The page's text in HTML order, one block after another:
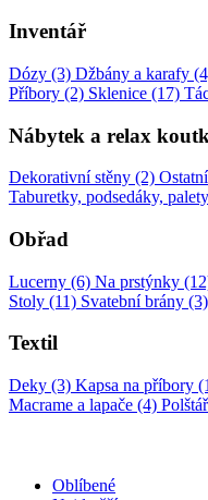
Inventář
Dózy (3) Džbány a karafy
Příbory (2) Sklenice (17)
Nábytek a relax
Dekorativní stěny (2)
Taburetky, podsedáky,
Obřad
Lucerny (6) Na prstýnky
Stoly (11) Svatební brány (3)
Textil
Deky (3) Kapsa na příbory
Macrame a lapače (4)
Oblíbené